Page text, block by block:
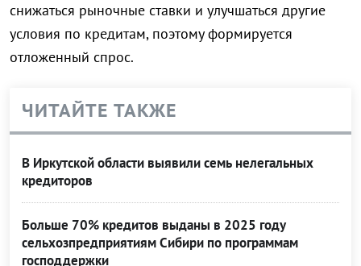
снижаться рыночные ставки и улучшаться другие
условия по кредитам, поэтому формируется
отложенный спрос.
ЧИТАЙТЕ ТАКЖЕ
В Иркутской области выявили семь нелегальных
кредиторов
Больше 70% кредитов выданы в 2025 году
сельхозпредприятиям Сибири по программам
господдержки